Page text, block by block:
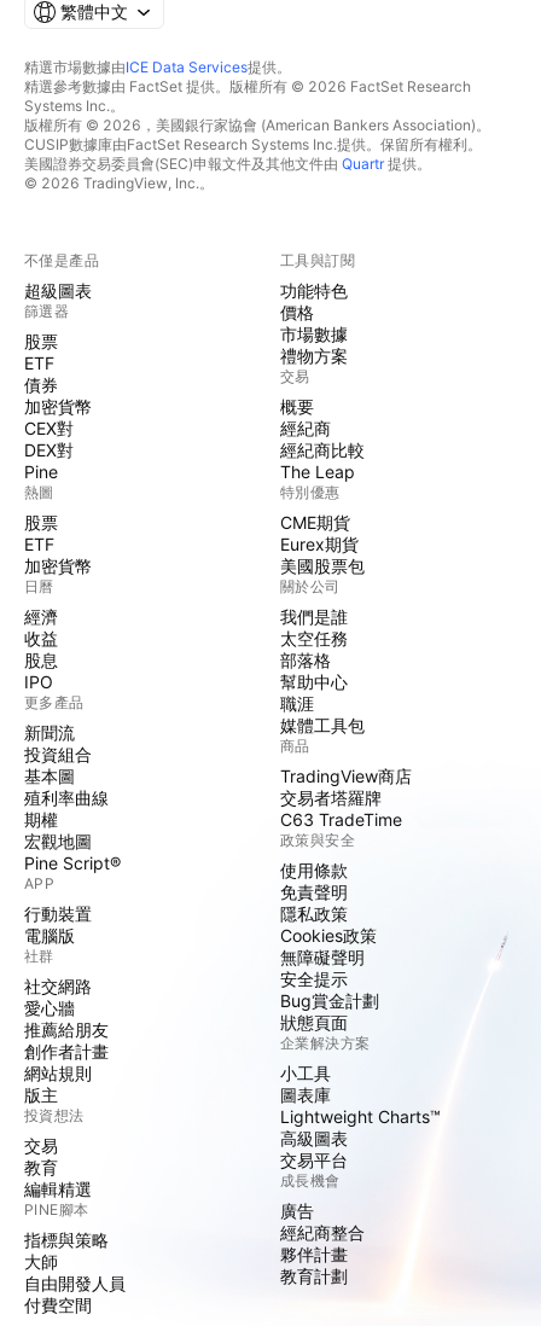
繁體中文
精選市場數據由ICE Data Services提供。
精選參考數據由 FactSet 提供。版權所有 © 2026 FactSet Research
Systems Inc.。
版權所有 © 2026，美國銀行家協會 (American Bankers Association)。
CUSIP數據庫由FactSet Research Systems Inc.提供。保留所有權利。
美國證券交易委員會(SEC)申報文件及其他文件由 Quartr提供。
© 2026 TradingView, Inc.。
不僅是產品
超級圖表
篩選器
股票
ETF
債券
加密貨幣
CEX對
DEX對
Pine
熱圖
股票
ETF
加密貨幣
日曆
經濟
收益
股息
IPO
更多產品
新聞流
投資組合
基本圖
殖利率曲線
期權
宏觀地圖
Pine Script®
APP
行動裝置
電腦版
社群
社交網路
愛心牆
推薦給朋友
創作者計畫
網站規則
版主
投資想法
交易
教育
編輯精選
PINE腳本
指標與策略
大師
自由開發人員
付費空間
工具與訂閱
功能特色
價格
市場數據
禮物方案
交易
概要
經紀商
經紀商比較
The Leap
特別優惠
CME期貨
Eurex期貨
美國股票包
關於公司
我們是誰
太空任務
部落格
幫助中心
職涯
媒體工具包
商品
TradingView商店
交易者塔羅牌
C63 TradeTime
政策與安全
使用條款
免責聲明
隱私政策
Cookies政策
無障礙聲明
安全提示
Bug賞金計劃
狀態頁面
企業解決方案
小工具
圖表庫
Lightweight Charts™
高級圖表
交易平台
成長機會
廣告
經紀商整合
夥伴計畫
教育計劃